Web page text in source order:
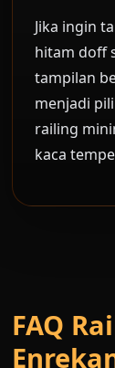
Jika ingin
hitam doff
tampilan
menjadi
railing
kaca
FAQ